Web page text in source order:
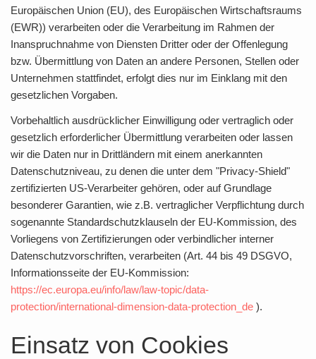
Europäischen Union (EU), des Europäischen Wirtschaftsraums
(EWR)) verarbeiten oder die Verarbeitung im Rahmen der
Inanspruchnahme von Diensten Dritter oder der Offenlegung
bzw. Übermittlung von Daten an andere Personen, Stellen oder
Unternehmen stattfindet, erfolgt dies nur im Einklang mit den
gesetzlichen Vorgaben.
Vorbehaltlich ausdrücklicher Einwilligung oder vertraglich oder
gesetzlich erforderlicher Übermittlung verarbeiten oder lassen
wir die Daten nur in Drittländern mit einem anerkannten
Datenschutzniveau, zu denen die unter dem "Privacy-Shield"
zertifizierten US-Verarbeiter gehören, oder auf Grundlage
besonderer Garantien, wie z.B. vertraglicher Verpflichtung durch
sogenannte Standardschutzklauseln der EU-Kommission, des
Vorliegens von Zertifizierungen oder verbindlicher interner
Datenschutzvorschriften, verarbeiten (Art. 44 bis 49 DSGVO,
Informationsseite der EU-Kommission:
https://ec.europa.eu/info/law/law-topic/data-
protection/international-dimension-data-protection_de ).
Einsatz von Cookies